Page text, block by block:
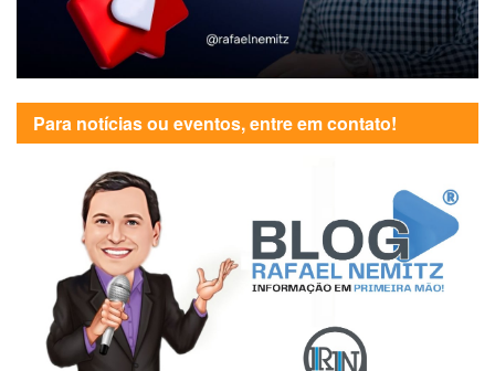
Para notícias ou eventos, entre em contato!